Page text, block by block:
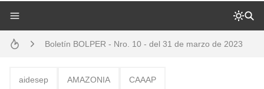
Boletín BOLPER - Nro. 11 - del 30 de abril de 2023
Boletín BOLPER - Nro. 10 - del 31 de marzo de 2023
aidesep AMAZONIA CAAAP